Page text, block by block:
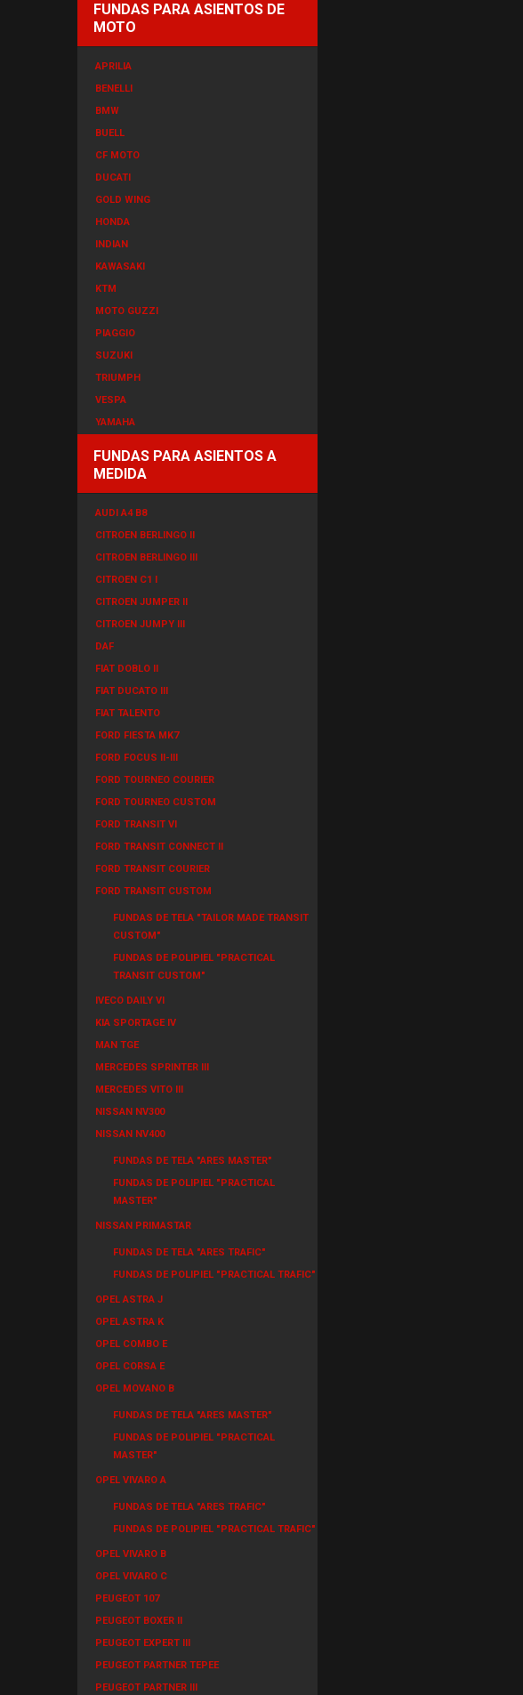
FUNDAS PARA ASIENTOS DE
MOTO
APRILIA
BENELLI
BMW
BUELL
CF MOTO
DUCATI
GOLD WING
HONDA
INDIAN
KAWASAKI
KTM
MOTO GUZZI
PIAGGIO
SUZUKI
TRIUMPH
VESPA
YAMAHA
FUNDAS PARA ASIENTOS A
MEDIDA
AUDI A4 B8
CITROEN BERLINGO II
CITROEN BERLINGO III
CITROEN C1 I
CITROEN JUMPER II
CITROEN JUMPY III
DAF
FIAT DOBLO II
FIAT DUCATO III
FIAT TALENTO
FORD FIESTA MK7
FORD FOCUS II-III
FORD TOURNEO COURIER
FORD TOURNEO CUSTOM
FORD TRANSIT VI
FORD TRANSIT CONNECT II
FORD TRANSIT COURIER
FORD TRANSIT CUSTOM
FUNDAS DE TELA "TAILOR MADE TRANSIT
CUSTOM"
FUNDAS DE POLIPIEL "PRACTICAL
TRANSIT CUSTOM"
IVECO DAILY VI
KIA SPORTAGE IV
MAN TGE
MERCEDES SPRINTER III
MERCEDES VITO III
NISSAN NV300
NISSAN NV400
FUNDAS DE TELA "ARES MASTER"
FUNDAS DE POLIPIEL "PRACTICAL
MASTER"
NISSAN PRIMASTAR
FUNDAS DE TELA "ARES TRAFIC"
FUNDAS DE POLIPIEL "PRACTICAL TRAFIC"
OPEL ASTRA J
OPEL ASTRA K
OPEL COMBO E
OPEL CORSA E
OPEL MOVANO B
FUNDAS DE TELA "ARES MASTER"
FUNDAS DE POLIPIEL "PRACTICAL
MASTER"
OPEL VIVARO A
FUNDAS DE TELA "ARES TRAFIC"
FUNDAS DE POLIPIEL "PRACTICAL TRAFIC"
OPEL VIVARO B
OPEL VIVARO C
PEUGEOT 107
PEUGEOT BOXER II
PEUGEOT EXPERT III
PEUGEOT PARTNER TEPEE
PEUGEOT PARTNER III